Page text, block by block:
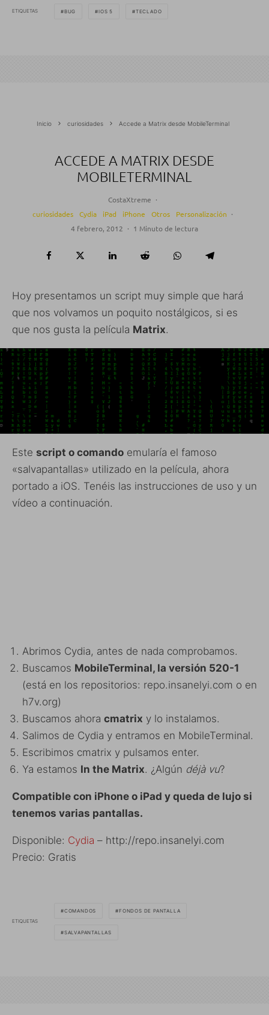
ETIQUETAS BUG IOS 5 TECLADO
Inicio curiosidades Accede a Matrix desde MobileTerminal
ACCEDE A MATRIX DESDE
MOBILETERMINAL
CostaXtreme ·
curiosidades
Cydia iPad iPhone Otros Personalización ·
4 febrero, 2012 · 1 Minuto de lectura
Hoy presentamos un script muy simple que hará
que nos volvamos un poquito nostálgicos, si es
que nos gusta la película Matrix.
Este script o comando emularía el famoso
«salvapantallas» utilizado en la película, ahora
portado a iOS. Tenéis las instrucciones de uso y un
vídeo a continuación.
Abrimos Cydia, antes de nada comprobamos.
Buscamos MobileTerminal, la versión 520-1
(está en los repositorios: repo.insanelyi.com o en
h7v.org)
Buscamos ahora cmatrix y lo instalamos.
Salimos de Cydia y entramos en MobileTerminal.
Escribimos cmatrix y pulsamos enter.
Ya estamos In the Matrix. ¿Algún déjà vu?
Compatible con iPhone o iPad y queda de lujo si
tenemos varias pantallas.
Disponible: Cydia – http://repo.insanelyi.com
Precio: Gratis
ETIQUETAS
COMANDOS FONDOS DE PANTALLA
SALVAPANTALLAS